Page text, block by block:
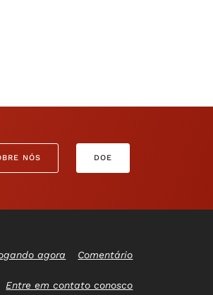
NÓS DOE
agora Comentário
Entre em contato conosco